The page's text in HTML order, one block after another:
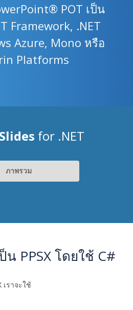
POT เป็น
Framework, .NET
Azure, Mono หรือ
Platforms
for .NET
ภาพรวม
น PPSX โดยใช้ C#
เราจะใช้